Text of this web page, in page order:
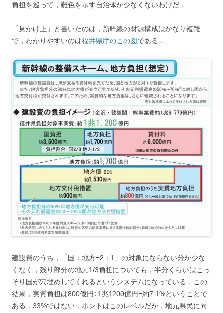
負担を巡って，難色を示す自治体が少なくないわけだ．
「見かけ上」と書いたのは，新幹線の財源構成はかなり複雑
で，わかりやすいのは福井県庁のこの図である．
建設費のうち，「国：地方=2：1」の対象にならない分が少な
くなく，残り部分の地元1/3負担についても，半分くらいはこっ
そり国が穴埋めしてくれるというシステムになっている．この
結果，実質負担は800億円÷1兆1200億円=約7.1%ということで
ある．33%ではない．ホントはこのレベルだが，地元県民に向